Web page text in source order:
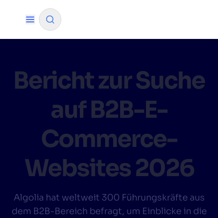
Wie wird Algolia unser Sucherlebnis und
unsere Konversionsraten verbessern?
✨
Wie integriere ich die Algolia-Suche in meine
App?
schneller zu finden und den Umsatz zu
steigern?
Bericht zur Suche
auf B2B-E-
Commerce-
Websites 2026
Algolia hat weltweit 300 Führungskräfte aus
dem B2B-Bereich befragt, um Einblicke in die